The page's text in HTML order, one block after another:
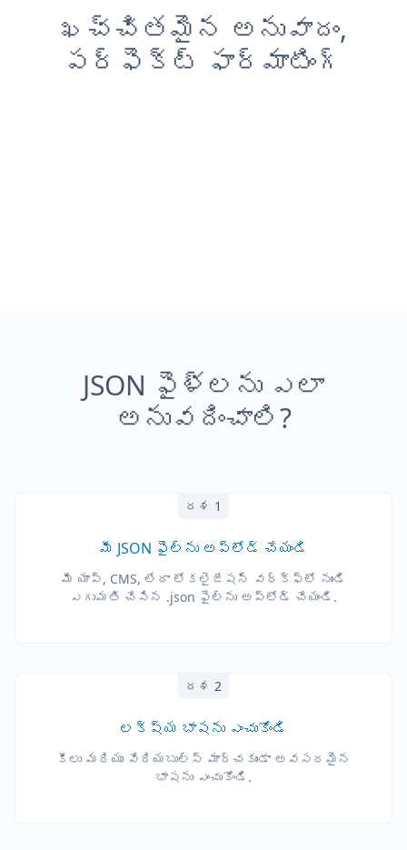
ఖచ్చితమైన అనువాదం,
పర్ఫెక్ట్ ఫార్మాటింగ్
JSON ఫైళ్లను ఎలా
అనువదించాలి?
దశ 1
మీ JSON ఫైల్‌ను అప్‌లోడ్ చేయండి
మీ యాప్, CMS, లేదా లోకలైజేషన్ వర్క్‌ఫ్లో నుండి
ఎగుమతి చేసిన .json ఫైల్‌ను అప్‌లోడ్ చేయండి.
దశ 2
లక్ష్య భాషను ఎంచుకోండి
కీలు మరియు వేరియబుల్స్ మార్చకుండా అవసరమైన
భాషను ఎంచుకోండి.